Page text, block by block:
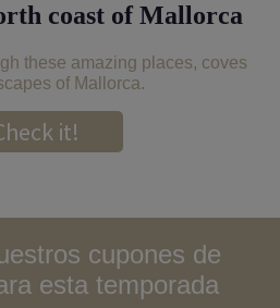
coast of Mallorca
these amazing places, coves
of Mallorca.
it!
cupones de
esta temporada